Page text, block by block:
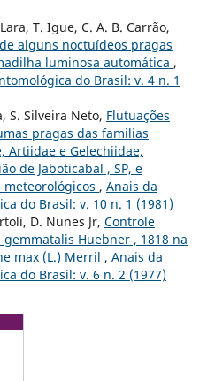
T. Igue, C. A. B. Carrão,
alguns noctuídeos pragas
luminosa automática ,
do Brasil: v. 4 n. 1
S. Silveira Neto, Flutuações
pragas das familias
Artiidae e Gelechiidae,
de Jaboticabal , SP, e
, Anais da
do Brasil: v. 10 n. 1 (1981)
D. Nunes Jr, Controle
Huebner , 1818 na
max (L.) Merril , Anais da
do Brasil: v. 6 n. 2 (1977)